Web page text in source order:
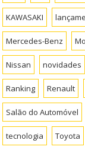
KAWASAKI
Mercedes-Benz
Nissan novidades
Ranking Renault
Salão do Automóvel
tecnologia Toyota